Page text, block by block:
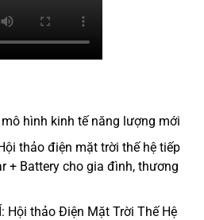
hình kinh tế năng lượng mới
thảo điện mặt trời thế hệ tiếp
+ Battery cho gia đình, thương
Hội thảo Điện Mặt Trời Thế Hệ